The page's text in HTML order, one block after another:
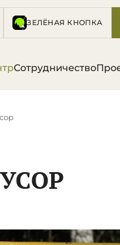
ЗЕЛЁНАЯ КНОПКА
Сотрудничество